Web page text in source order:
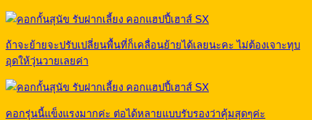
ถ้าจะย้ายจะปรับเปลี่ยนพื้นที่ก็เคลื่อนย้ายได้เลยนะคะ ไม่ต้องเจาะทุบ
อุดให้วุ่นวายเลยค่า
คอกรุ่นนี้แข็งแรงมากค่ะ ต่อได้หลายแบบรับรองว่าคุ้มสุดๆค่ะ